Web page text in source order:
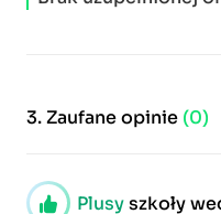
3.Zaufane opinie (0)
Plusyszkoły